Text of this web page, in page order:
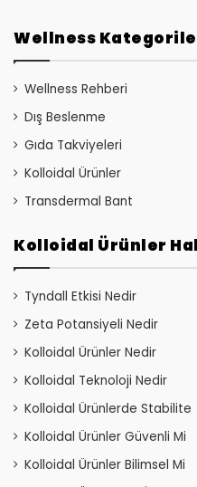
Wellness
Wellness Rehberi
Dış Beslenme
Gıda Takviyeleri
Kolloidal Ürünler
Transdermal Bant
Kolloidal Ürünler
Tyndall Etkisi Nedir
Zeta Potansiyeli Nedir
Kolloidal Ürünler Nedir
Kolloidal Teknoloji Nedir
Kolloidal Ürünlerde Stabilite
Kolloidal Ürünler Güvenli Mi
Kolloidal Ürünler Bilimsel Mi